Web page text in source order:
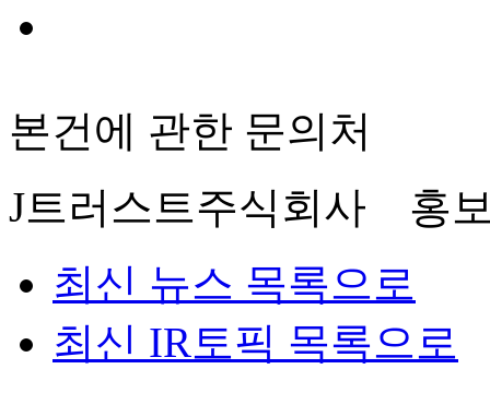
본건에 관한 문의처
J트러스트주식회사 홍
최신 뉴스 목록으로
최신 IR토픽 목록으로